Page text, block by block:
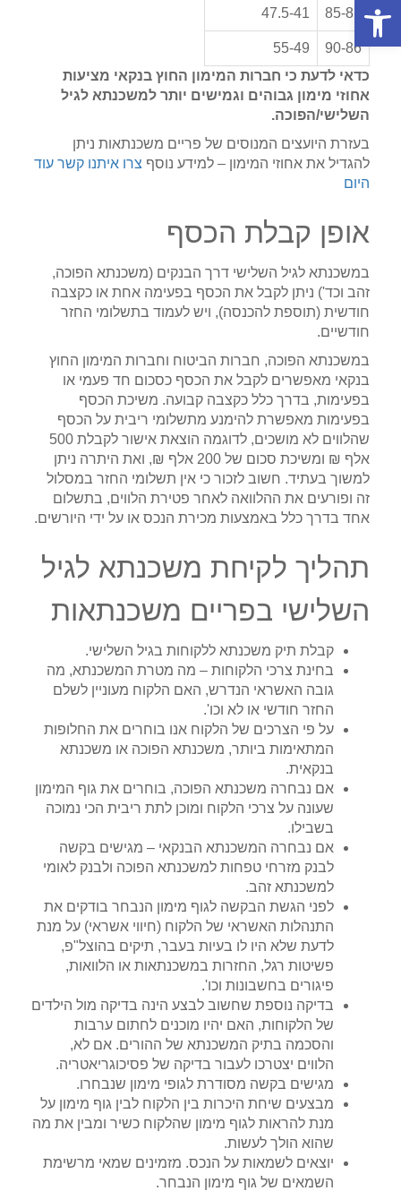
85-81
47.5-41
90-86
55-49
כדאי לדעת כי חברות המימון החוץ בנקאי מציעות
אחוזי מימון גבוהים וגמישים יותר למשכנתא לגיל
השלישי/הפוכה.
בעזרת היועצים המנוסים של פריים משכנתאות ניתן
להגדיל את אחוזי המימון – למידע נוסף צרו איתנו קשר עוד
היום
אופן קבלת הכסף
במשכנתא לגיל השלישי דרך הבנקים (משכנתא הפוכה,
זהב וכד') ניתן לקבל את הכסף בפעימה אחת או כקצבה
חודשית (תוספת להכנסה), ויש לעמוד בתשלומי החזר
חודשיים.
במשכנתא הפוכה, חברות הביטוח וחברות המימון החוץ
בנקאי מאפשרים לקבל את הכסף כסכום חד פעמי או
בפעימות, בדרך כלל כקצבה קבועה. משיכת הכסף
בפעימות מאפשרת להימנע מתשלומי ריבית על הכסף
שהלווים לא מושכים, לדוגמה הוצאת אישור לקבלת 500
אלף ₪ ומשיכת סכום של 200 אלף ₪, ואת היתרה ניתן
למשוך בעתיד. חשוב לזכור כי אין תשלומי החזר במסלול
זה ופורעים את ההלוואה לאחר פטירת הלווים, בתשלום
אחד בדרך כלל באמצעות מכירת הנכס או על ידי היורשים.
תהליך לקיחת משכנתא לגיל
השלישי בפריים משכנתאות
קבלת תיק משכנתא ללקוחות בגיל השלישי.
בחינת צרכי הלקוחות – מה מטרת המשכנתא, מה
גובה האשראי הנדרש, האם הלקוח מעוניין לשלם
החזר חודשי או לא וכו'.
על פי הצרכים של הלקוח אנו בוחרים את החלופות
המתאימות ביותר, משכנתא הפוכה או משכנתא
בנקאית.
אם נבחרה משכנתא הפוכה, בוחרים את גוף המימון
שעונה על צרכי הלקוח ומוכן לתת ריבית הכי נמוכה
בשבילו.
אם נבחרה המשכנתא הבנקאי – מגישים בקשה
לבנק מזרחי טפחות למשכנתא הפוכה ולבנק לאומי
למשכנתא זהב.
לפני הגשת הבקשה לגוף מימון הנבחר בודקים את
התנהלות האשראי של הלקוח (חיווי אשראי) על מנת
לדעת שלא היו לו בעיות בעבר, תיקים בהוצל"פ,
פשיטות רגל, החזרות במשכנתאות או הלוואות,
פיגורים בחשבונות וכו'.
בדיקה נוספת שחשוב לבצע הינה בדיקה מול הילדים
של הלקוחות, האם יהיו מוכנים לחתום ערבות
והסכמה בתיק המשכנתא של ההורים. אם לא,
הלווים יצטרכו לעבור בדיקה של פסיכוגריאטריה.
מגישים בקשה מסודרת לגופי מימון שנבחרו.
מבצעים שיחת היכרות בין הלקוח לבין גוף מימון על
מנת להראות לגוף מימון שהלקוח כשיר ומבין את מה
שהוא הולך לעשות.
יוצאים לשמאות על הנכס. מזמינים שמאי מרשימת
השמאים של גוף מימון הנבחר.